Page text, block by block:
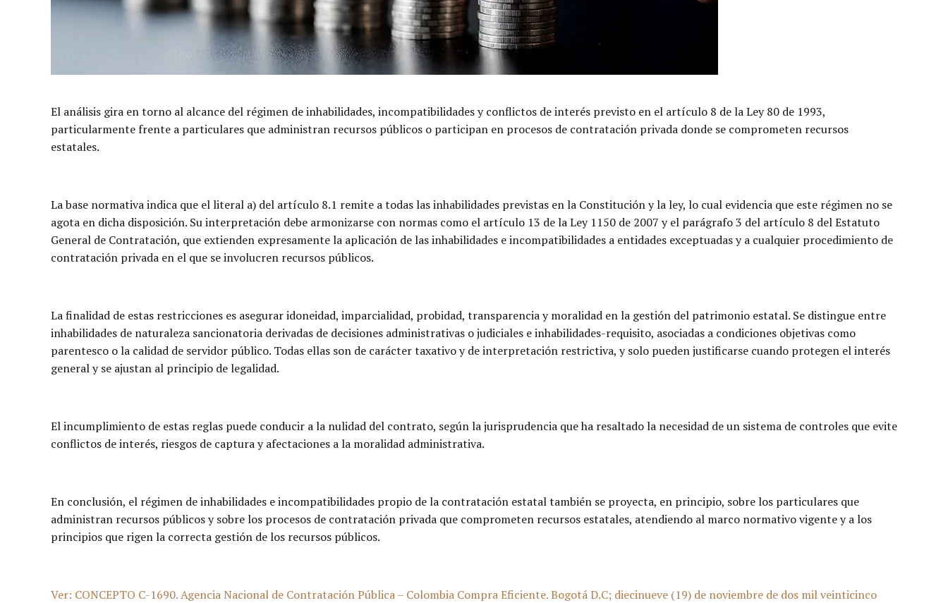
El análisis gira en torno al alcance del régimen de inhabilidades, incompatibilidades y conflictos de interés previsto en el artículo 8 de la Ley 80 de 1993,
particularmente frente a particulares que administran recursos públicos o participan en procesos de contratación privada donde se comprometen recursos
estatales.
La base normativa indica que el literal a) del artículo 8.1 remite a todas las inhabilidades previstas en la Constitución y la ley, lo cual evidencia que este régimen no se
agota en dicha disposición. Su interpretación debe armonizarse con normas como el artículo 13 de la Ley 1150 de 2007 y el parágrafo 3 del artículo 8 del Estatuto
General de Contratación, que extienden expresamente la aplicación de las inhabilidades e incompatibilidades a entidades exceptuadas y a cualquier procedimiento de
contratación privada en el que se involucren recursos públicos.
La finalidad de estas restricciones es asegurar idoneidad, imparcialidad, probidad, transparencia y moralidad en la gestión del patrimonio estatal. Se distingue entre
inhabilidades de naturaleza sancionatoria derivadas de decisiones administrativas o judiciales e inhabilidades-requisito, asociadas a condiciones objetivas como
parentesco o la calidad de servidor público. Todas ellas son de carácter taxativo y de interpretación restrictiva, y solo pueden justificarse cuando protegen el interés
general y se ajustan al principio de legalidad.
El incumplimiento de estas reglas puede conducir a la nulidad del contrato, según la jurisprudencia que ha resaltado la necesidad de un sistema de controles que evite
conflictos de interés, riesgos de captura y afectaciones a la moralidad administrativa.
En conclusión, el régimen de inhabilidades e incompatibilidades propio de la contratación estatal también se proyecta, en principio, sobre los particulares que
administran recursos públicos y sobre los procesos de contratación privada que comprometen recursos estatales, atendiendo al marco normativo vigente y a los
principios que rigen la correcta gestión de los recursos públicos.
Ver: CONCEPTO C-1690. Agencia Nacional de Contratación Pública – Colombia Compra Eficiente. Bogotá D.C; diecinueve (19) de noviembre de dos mil veinticinco